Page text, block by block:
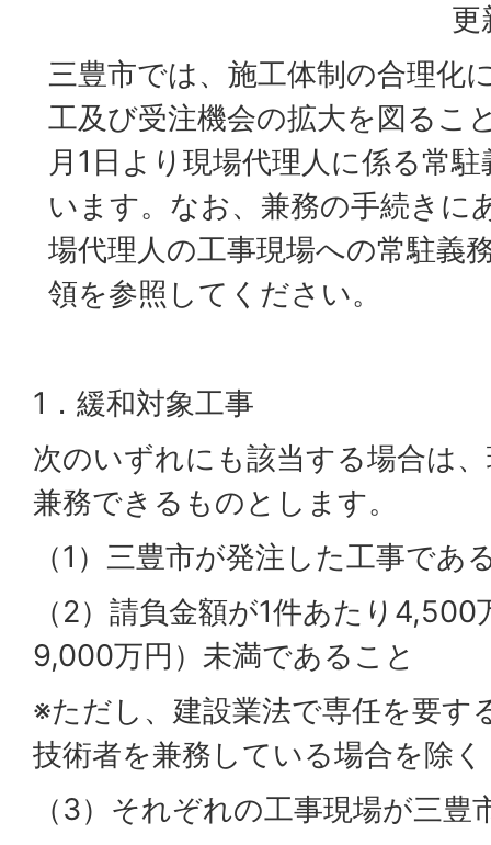
更
三豊市では、施工体制の合理化
工及び受注機会の拡大を図るこ
月1日より現場代理人に係る常
います。なお、兼務の手続きに
場代理人の工事現場への常駐義
領を参照してください。
1．緩和対象工事
次のいずれにも該当する場合は
兼務できるものとします。
（1）三豊市が発注した工事であ
（2）請負金額が1件あたり
9,000万円）未満であること
※ただし、建設業法で専任を要す
技術者を兼務している場合を除く
（3）それぞれの工事現場が三豊